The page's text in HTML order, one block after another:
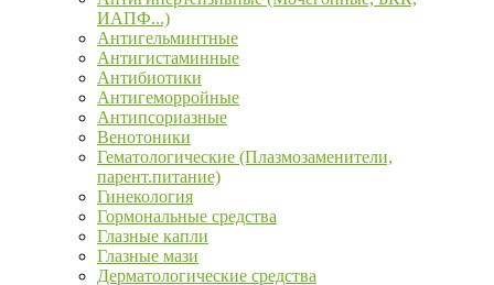
ИАПФ...)
Антигельминтные
Антигистаминные
Антибиотики
Антигеморройные
Антипсориазные
Венотоники
Гематологические (Плазмозаменители,
парент.питание)
Гинекология
Гормональные средства
Глазные капли
Глазные мази
Дерматологические средства